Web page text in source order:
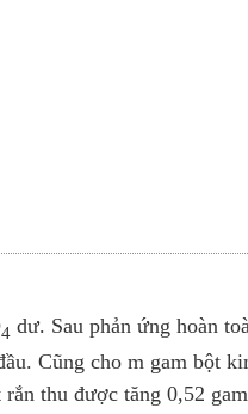
4 dư. Sau phản ứng hoàn
Cũng cho m gam bột
thu được tăng 0,52